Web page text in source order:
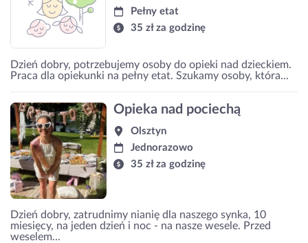
Pełny etat
35 zł za godzinę
Dzień dobry, potrzebujemy osoby do opieki nad dzieckiem.
Praca dla opiekunki na pełny etat. Szukamy osoby, która...
Opieka nad pociechą
Olsztyn
Jednorazowo
35 zł za godzinę
Dzień dobry, zatrudnimy nianię dla naszego synka, 10
miesięcy, na jeden dzień i noc - na nasze wesele. Przed
weselem...